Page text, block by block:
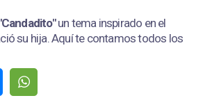
un tema inspirado en el
su hija. Aquí te contamos todos los